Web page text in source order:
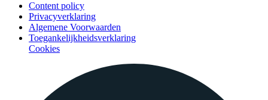
Content policy
Privacyverklaring
Algemene Voorwaarden
Toegankelijkheidsverklaring
Cookies